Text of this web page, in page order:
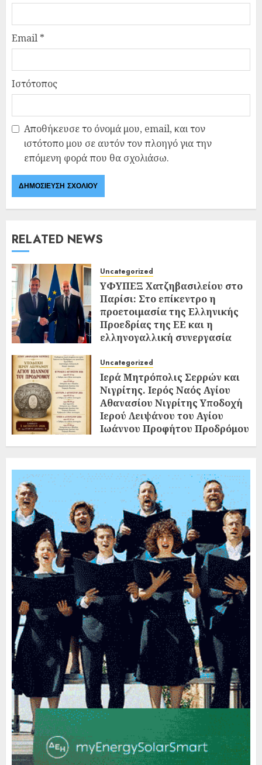
Email *
Ιστότοπος
Αποθήκευσε το όνομά μου, email, και τον
ιστότοπο μου σε αυτόν τον πλοηγό για την
επόμενη φορά που θα σχολιάσω.
RELATED NEWS
Uncategorized
ΥΦΥΠΕΞ Χατζηβασιλείου στο
Παρίσι: Στο επίκεντρο η
προετοιμασία της Ελληνικής
Προεδρίας της ΕΕ και η
ελληνογαλλική συνεργασία
Uncategorized
Ιερά Μητρόπολις Σερρών και
Νιγρίτης. Ιερός Ναός Αγίου
Αθανασίου Νιγρίτης Υποδοχή
Ιερού Λειψάνου του Αγίου
Ιωάννου Προφήτου Προδρόμου